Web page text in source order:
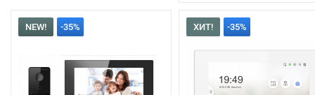
NEW! -35% ХИТ! -35%